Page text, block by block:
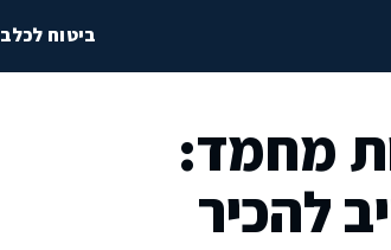
ביטוח לכלב
מחמד:
להכיר